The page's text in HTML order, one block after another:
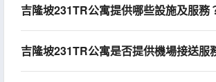
吉隆坡231TR公寓提供哪些設施及服務
吉隆坡231TR公寓是否提供機場接送服